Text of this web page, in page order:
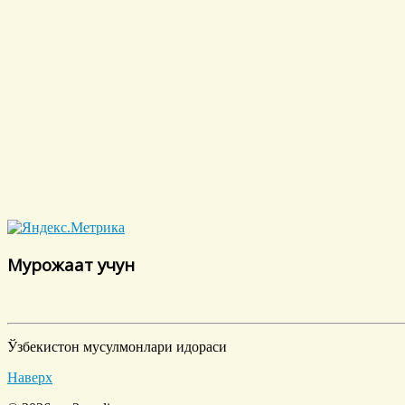
Мурожаат учун
Ўзбекистон мусулмонлари идораси
Наверх